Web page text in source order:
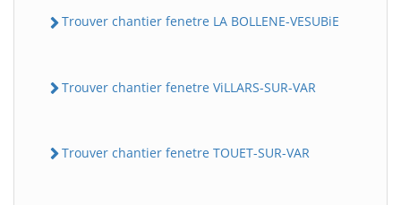
Trouver chantier fenetre LA BOLLENE-VESUBiE
Trouver chantier fenetre ViLLARS-SUR-VAR
Trouver chantier fenetre TOUET-SUR-VAR